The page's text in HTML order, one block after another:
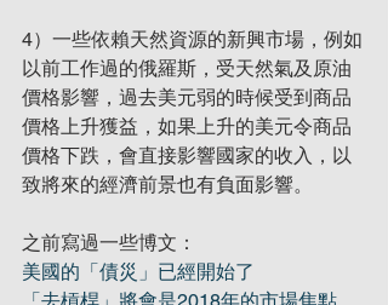
4）一些依賴天然資源的新興市場，例如
以前工作過的俄羅斯，受天然氣及原油
價格影響，過去美元弱的時候受到商品
價格上升獲益，如果上升的美元令商品
價格下跌，會直接影響國家的收入，以
致將來的經濟前景也有負面影響。
之前寫過一些博文：
美國的「債災」已經開始了